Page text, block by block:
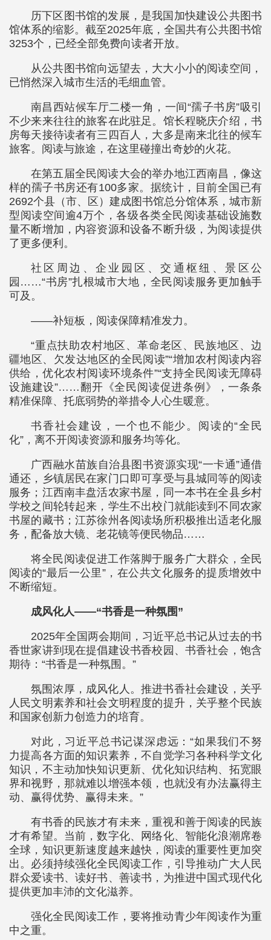
历下区图书馆的发展，是我国加快建设公共图书
馆体系的缩影。截至2025年底，全国共有公共图书馆
3253个，已经全部免费向读者开放。
从公共图书馆向远望去，大大小小的阅读空间，
已悄然深入城市生活的毛细血管。
南昌西站候车厅二楼一角，一间“孺子书房”吸引
不少来来往往的旅客在此驻足。馆长程晓庆介绍，书
房每天接待读者有三四百人，大多是南来北往的候车
旅客。阅读与旅途，在这里碰撞出奇妙的火花。
在第五届全民阅读大会的举办地江西南昌，像这
样的孺子书房还有100多家。据统计，目前全国已有
2692个县（市、区）建成图书馆总分馆体系，城市新
型阅读空间逾4万个，各级各类全民阅读基础设施数
量不断增加，内容资源和设备不断升级，为阅读提供
了更多便利。
社区周边、企业园区、交通枢纽、景区公
园……“书房”扎根城市大地，全民阅读服务更加触手
可及。
——补短板，阅读保障精准发力。
“重点扶助农村地区、革命老区、民族地区、边
疆地区、欠发达地区的全民阅读”“增加农村阅读内容
供给，优化农村阅读环境条件”“支持全民阅读无障碍
设施建设”……翻开《全民阅读促进条例》，一条条
精准保障、托底弱势的举措令人心生暖意。
书香社会建设，一个也不能少。阅读的“全民
化”，离不开阅读资源和服务均等化。
广西融水苗族自治县图书资源实现“一卡通”通借
通还，乡镇居民在家门口即可享受与县城同等的阅读
服务；江西南丰盘活农家书屋，同一本书在全县乡村
学校之间轮转起来，学生不出校门就能读到不同农家
书屋的藏书；江苏徐州各阅读场所积极推出适老化服
务，配备放大镜、老花镜等便民物品……
将全民阅读促进工作落脚于服务广大群众，全民
阅读的“最后一公里”，在公共文化服务的提质增效中
不断缩短。
成风化人——“书香是一种氛围”
2025年全国两会期间，习近平总书记从过去的书
香世家讲到现在提倡建设书香校园、书香社会，饱含
期待：“书香是一种氛围。”
氛围浓厚，成风化人。推进书香社会建设，关乎
人民文明素养和社会文明程度的提升，关乎整个民族
和国家创新力创造力的培育。
对此，习近平总书记谋深虑远：“如果我们不努
力提高各方面的知识素养，不自觉学习各种科学文化
知识，不主动加快知识更新、优化知识结构、拓宽眼
界和视野，那就难以增强本领，也就没有办法赢得主
动、赢得优势、赢得未来。”
有书香的民族才有未来，重视和善于阅读的民族
才有希望。当前，数字化、网络化、智能化浪潮席卷
全球，知识更新速度越来越快，阅读的重要性更加突
出。必须持续强化全民阅读工作，引导推动广大人民
群众爱读书、读好书、善读书，为推进中国式现代化
提供更加丰沛的文化滋养。
强化全民阅读工作，要将推动青少年阅读作为重
中之重。